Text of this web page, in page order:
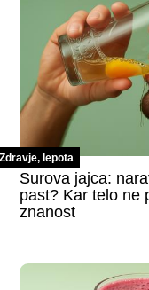
Zdravje, lepota
Surova jajca:
past? Kar telo ne
znanost